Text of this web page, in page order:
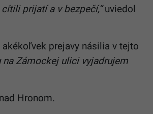
prijatí a v bezpečí,“uviedol
prejavy násilia v tejto
na Zámockej ulici vyjadrujem
Hronom.